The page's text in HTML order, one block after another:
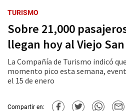
TURISMO
Sobre 21,000
llegan hoy al Viejo
La Compañía de Turismo indicó
momento pico esta semana,
el 15 de enero
Compartir en: